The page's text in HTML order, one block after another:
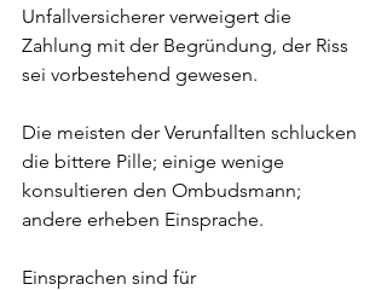
Unfallversicherer verweigert die
Zahlung mit der Begründung, der Riss
sei vorbestehend gewesen.
Die meisten der Verunfallten schlucken
die bittere Pille; einige wenige
konsultieren den Ombudsmann;
andere erheben Einsprache.
Einsprachen sind für